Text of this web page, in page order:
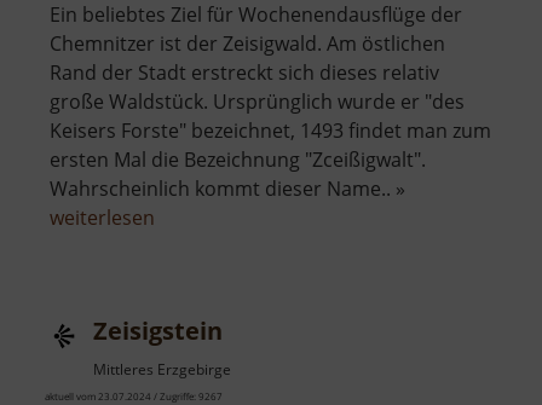
Ein beliebtes Ziel für Wochenendausflüge der
Chemnitzer ist der Zeisigwald. Am östlichen
Rand der Stadt erstreckt sich dieses relativ
große Waldstück. Ursprünglich wurde er "des
Keisers Forste" bezeichnet, 1493 findet man zum
ersten Mal die Bezeichnung "Zceißigwalt".
Wahrscheinlich kommt dieser Name.. »
weiterlesen
Zeisigstein
Mittleres Erzgebirge
aktuell vom 23.07.2024 / Zugriffe: 9267